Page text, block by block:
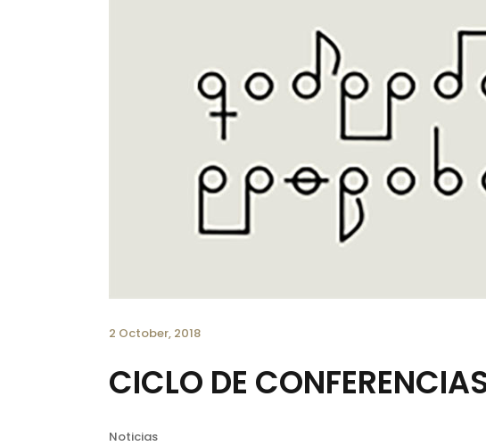
2 October, 2018
CICLO DE
Noticias